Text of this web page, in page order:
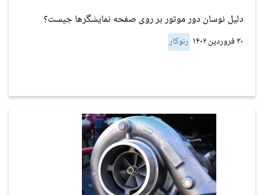
دلیل نوسان دور موتور بر روی صفحه نمایشگرها چیست؟
۳۰ فروردین ۱۴۰۲ رنوکار